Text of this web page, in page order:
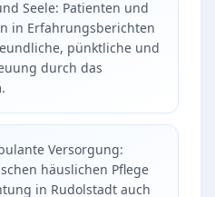
Seele: Patienten und
in Erfahrungsberichten
pünktliche und
durch das
Versorgung:
häuslichen Pflege
in Rudolstadt auch